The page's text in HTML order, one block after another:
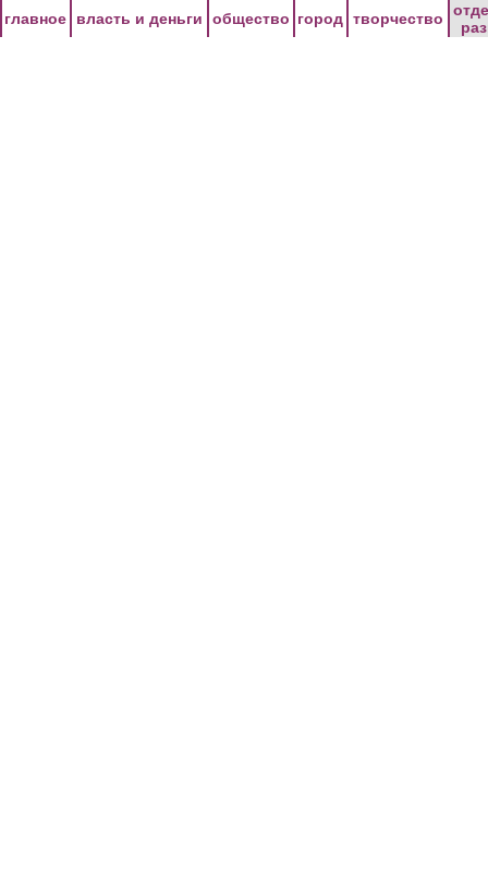
главное власть и деньги общество город творчество